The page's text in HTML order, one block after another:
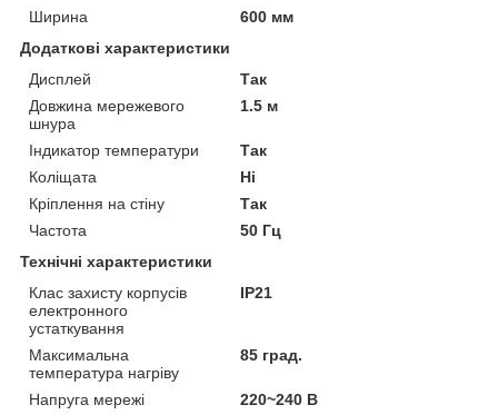
Ширина
600 мм
Додаткові характеристики
Дисплей
Так
Довжина мережевого
шнура
1.5 м
Індикатор температури
Так
Коліщата
Ні
Кріплення на стіну
Так
Частота
50 Гц
Технічні характеристики
Клас захисту корпусів
електронного
устаткування
IP21
Максимальна
температура нагріву
85 град.
Напруга мережі
220~240 В